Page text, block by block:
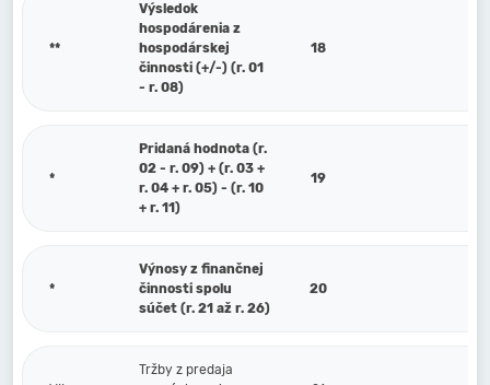
**
Výsledok
hospodárenia z
hospodárskej
činnosti (+/-) (r. 01
- r. 08)
18
*
Pridaná hodnota (r.
02 - r. 09) + (r. 03 +
r. 04 + r. 05) - (r. 10
+ r. 11)
19
*
Výnosy z finančnej
činnosti spolu
súčet (r. 21 až r. 26)
20
Tržby z predaja